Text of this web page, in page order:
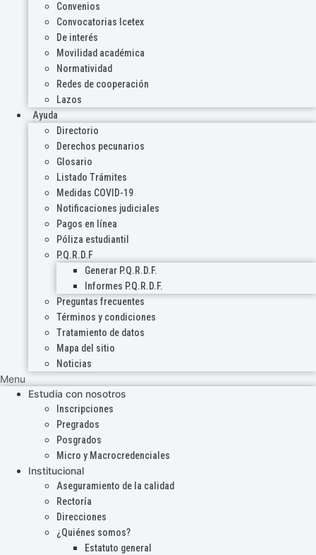
Convenios
Convocatorias Icetex
De interés
Movilidad académica
Normatividad
Redes de cooperación
Lazos
Ayuda
Directorio
Derechos pecunarios
Glosario
Listado Trámites
Medidas COVID-19
Notificaciones judiciales
Pagos en línea
Póliza estudiantil
P.Q.R.D.F
Generar P.Q.R.D.F.
Informes P.Q.R.D.F.
Preguntas frecuentes
Términos y condiciones
Tratamiento de datos
Mapa del sitio
Noticias
Menu
Estudia con nosotros
Inscripciones
Pregrados
Posgrados
Micro y Macrocredenciales
Institucional
Aseguramiento de la calidad
Rectoría
Direcciones
¿Quiénes somos?
Estatuto general